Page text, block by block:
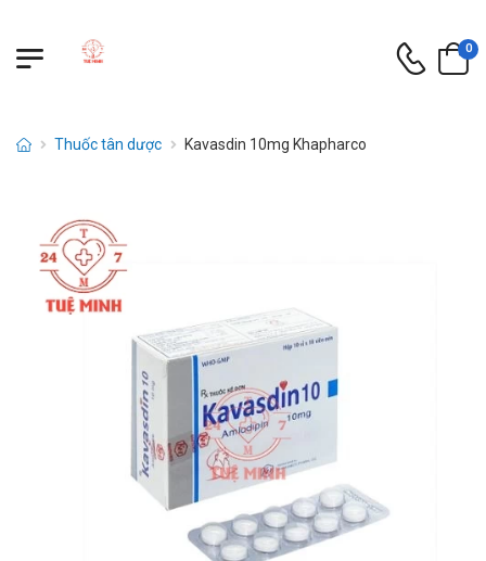
0
Thuốc tân dược Kavasdin 10mg Khapharco